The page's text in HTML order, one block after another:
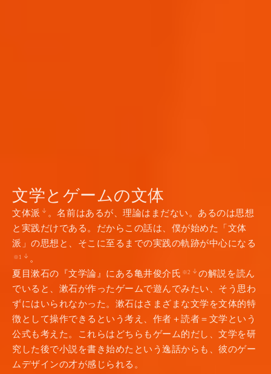
文学とゲームの文体
文体派
。名前はあるが、理論はまだない。あるのは思想
と実践だけである。だからこの話は、僕が始めた「文体
派」の思想と、そこに至るまでの実践の軌跡が中心になる
※1
。
夏目漱石の『文学論』にある亀井俊介氏 ※2
の解説を読ん
でいると、漱石が作ったゲームで遊んでみたい、そう思わ
ずにはいられなかった。漱石はさまざまな文学を文体的特
徴として操作できるという考え、作者＋読者＝文学という
公式も考えた。これらはどちらもゲーム的だし、文学を研
究した後で小説を書き始めたという逸話からも、彼のゲー
ムデザインの才が感じられる。